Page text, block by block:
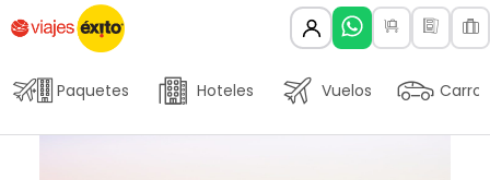
Paquetes Hoteles Vuelos Carros